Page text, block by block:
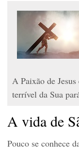
A Paixão de
terrível da Sua
A vida de
Pouco se conhece